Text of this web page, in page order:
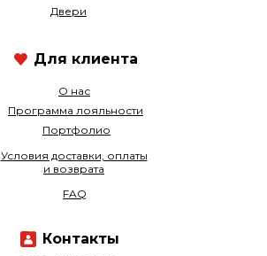
О нас
Программа лояльности
Двери
Портфолио
Условия доставки, оплаты
и возврата
FAQ
Контакты
Для клиента